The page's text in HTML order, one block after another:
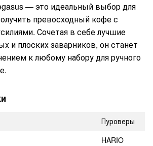
— это идеальный выбор для
превосходный кофе с
Сочетая в себе лучшие
и плоских заварников, он станет
к любому набору для ручного
Пуроверы
HARIO